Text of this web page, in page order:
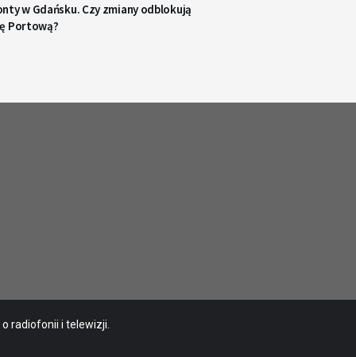
w Gdańsku. Czy zmiany odblokują
Portową?
radiofonii i telewizji.